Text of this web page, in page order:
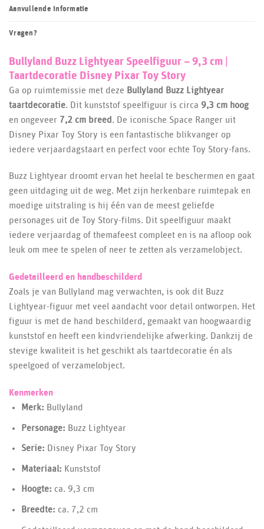
Aanvullende informatie
Vragen?
Bullyland Buzz Lightyear Speelfiguur – 9,3 cm |
Taartdecoratie Disney Pixar Toy Story
Ga op ruimtemissie met deze Bullyland Buzz Lightyear
taartdecoratie. Dit kunststof speelfiguur is circa 9,3 cm hoog
en ongeveer 7,2 cm breed . De iconische Space Ranger uit
Disney Pixar Toy Story is een fantastische blikvanger op
iedere verjaardagstaart en perfect voor echte Toy Story-fans.
Buzz Lightyear droomt ervan het heelal te beschermen en gaat
geen uitdaging uit de weg. Met zijn herkenbare ruimtepak en
moedige uitstraling is hij één van de meest geliefde
personages uit de Toy Story-films. Dit speelfiguur maakt
iedere verjaardag of themafeest compleet en is na afloop ook
leuk om mee te spelen of neer te zetten als verzamelobject.
Gedetailleerd en handbeschilderd
Zoals je van Bullyland mag verwachten, is ook dit Buzz
Lightyear-figuur met veel aandacht voor detail ontworpen. Het
figuur is met de hand beschilderd, gemaakt van hoogwaardig
kunststof en heeft een kindvriendelijke afwerking. Dankzij de
stevige kwaliteit is het geschikt als taartdecoratie én als
speelgoed of verzamelobject.
Kenmerken
Merk: Bullyland
Personage: Buzz Lightyear
Serie: Disney Pixar Toy Story
Materiaal: Kunststof
Hoogte: ca. 9,3 cm
Breedte: ca. 7,2 cm